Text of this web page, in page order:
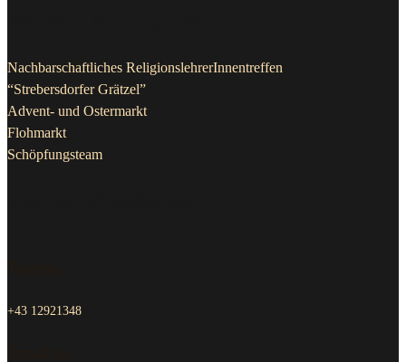
Nachbarschaftliches ReligionslehrerInnentreffen
“Strebersdorfer Grätzel”
Advent- und Ostermarkt
Flohmarkt
Schöpfungsteam
+43 12921348